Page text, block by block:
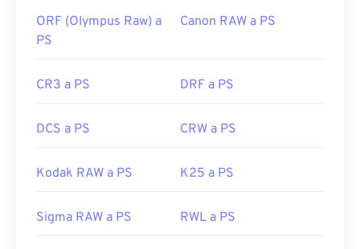
ORF (Olympus Raw) a
PS
Canon RAW a PS
CR3 a PS DRF a PS
DCS a PS CRW a PS
Kodak RAW a PS K25 a PS
Sigma RAW a PS RWL a PS